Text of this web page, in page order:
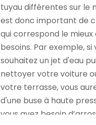
tuyau différentes sur le
est donc important de
qui correspond le mieux
besoins. Par exemple, si
souhaitez un jet d'eau
nettoyer votre voiture
votre terrasse, vous
d'une buse à haute
vous avez besoin